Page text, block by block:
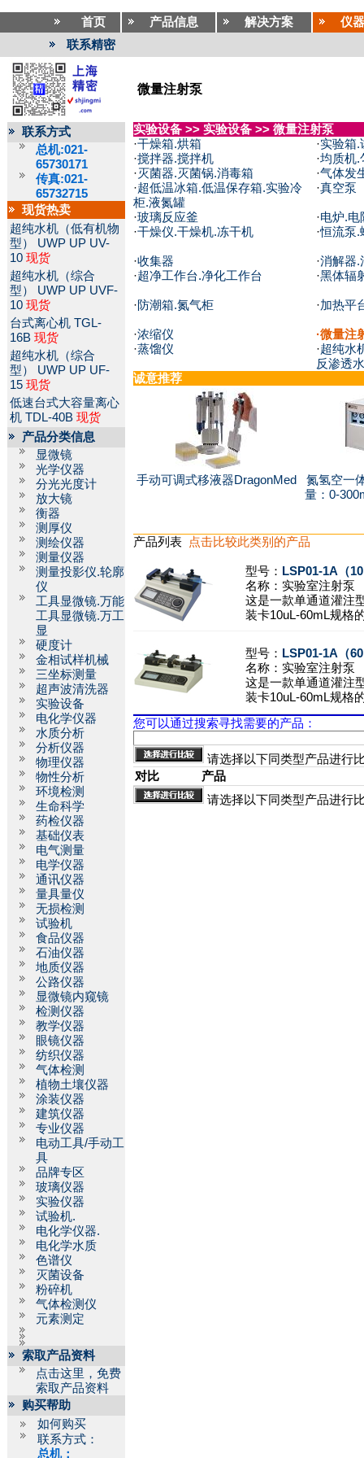
首页 产品信息 解决方案
仪
联系精密
微量注射泵
联系方式
总机:021-
65730171
传真:021-
65732715
现货热卖
超纯水机（低有机物
型）
UWP UP UV-
10 现货
超纯水机（综合
型）
UWP UP UVF-
10 现货
台式离心机 TGL-
16B 现货
超纯水机（综合
型）
UWP UP UF-
15 现货
低速台式大容量离心
机 TDL-40B 现货
产品分类信息
显微镜
光学仪器
分光光度计
放大镜
衡器
测厚仪
测绘仪器
测量仪器
测量投影仪.轮廓
仪
工具显微镜.万能
工具显微镜.万工
显
硬度计
金相试样机械
三坐标测量
超声波清洗器
实验设备
电化学仪器
水质分析
分析仪器
物理仪器
物性分析
环境检测
生命科学
药检仪器
基础仪表
电气测量
电学仪器
通讯仪器
量具量仪
无损检测
试验机
食品仪器
石油仪器
地质仪器
公路仪器
显微镜内窥镜
检测仪器
教学仪器
眼镜仪器
纺织仪器
气体检测
植物土壤仪器
涂装仪器
建筑仪器
专业仪器
电动工具/手动工
具
品牌专区
玻璃仪器
实验仪器
试验机.
电化学仪器.
电化学水质
色谱仪
灭菌设备
粉碎机
气体检测仪
元素测定
索取产品资料
点击这里，免费
索取产品资料
购买帮助
如何购买
联系方式：
总机：
实验设备 >> 实验设备 >> 微量注射泵
·干燥箱.烘箱 ·实验箱.
·搅拌器.搅拌机 ·均质机.
·灭菌器.灭菌锅.消毒箱 ·气体发
·超低温冰箱.低温保存箱.实验冷
柜.液氮罐
·真空泵
·玻璃反应釜 ·电炉.电
·干燥仪.干燥机.冻干机 ·恒流泵.
·收集器 ·消解器.
·超净工作台.净化工作台 ·黑体辐
·防潮箱.氮气柜 ·加热平
·浓缩仪 ·微量注
·蒸馏仪 ·超纯水
反渗透
诚意推荐
手动可调式移液器DragonMed
氮氢空一
量：0-
产品列表 点击比较此类别的产品
型号： LSP01-1A（
名称： 实验室注射泵
这是一款单通道灌注
装卡10uL-60mL规格
型号： LSP01-1A（
名称： 实验室注射泵
这是一款单通道灌注
装卡10uL-60mL规格
您可以通过搜索寻找需要的产品：
请选择以下同类型产品进行
对比
产品
请选择以下同类型产品进行